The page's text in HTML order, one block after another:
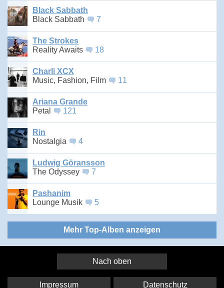
Black Sabbath
Black Sabbath
7
The Strokes
Reality Awaits
18
Charli XCX
Music, Fashion, Film
11
Ariana Grande
Petal
121
Rin
Nostalgia
4
Ludwig Göransson
The Odyssey
7
Pashanim
Lounge Musik
5
Mehr Top-Alben anzeigen
Nach oben
Impressum Datenschutz